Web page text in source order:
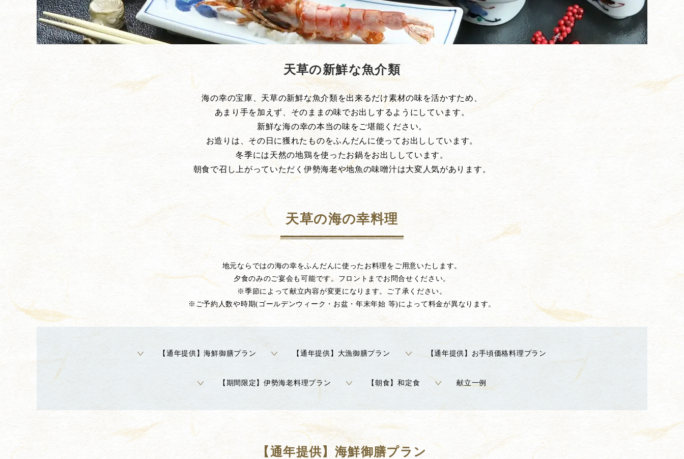
天草の新鮮な魚介類
海の幸の宝庫、天草の新鮮な魚介類を出来るだけ素材の味を活かすため、
あまり手を加えず、そのままの味でお出しするようにしています。
新鮮な海の幸の本当の味をご堪能ください。
お造りは、その日に獲れたものをふんだんに使ってお出ししています。
冬季には天然の地鶏を使ったお鍋をお出ししています。
朝食で召し上がっていただく伊勢海老や地魚の味噌汁は大変人気があります。
天草の海の幸料理
地元ならではの海の幸をふんだんに使ったお料理をご用意いたします。
夕食のみのご宴会も可能です。フロントまでお問合せください。
※季節によって献立内容が変更になります。ご了承ください。
※ご予約人数や時期(ゴールデンウィーク・お盆・年末年始 等)によって料金が異なります。
【通年提供】海鮮御膳プラン 【通年提供】大漁御膳プラン 【通年提供】お手頃価格料理プラン
【期間限定】伊勢海老料理プラン 【朝食】和定食 献立一例
【通年提供】海鮮御膳プラン